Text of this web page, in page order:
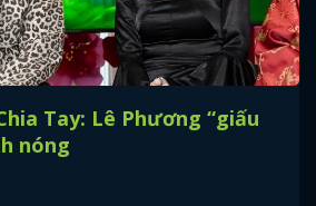
Tay: Lê Phương “giấu
nóng